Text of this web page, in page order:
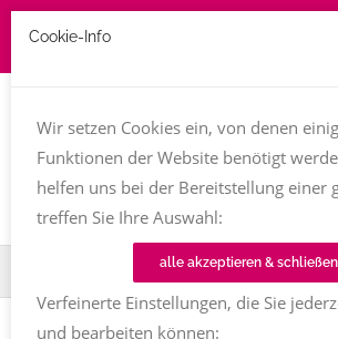
Fachfrauenmarkt Julia
Cookie-Info
Wir setzen Cookies ein, von denen
Funktionen der Website benötigt
helfen uns bei der Bereitstellung einer
treffen Sie Ihre Auswahl:
alle akzeptieren & schließen
Verfeinerte Einstellungen, die Sie
und bearbeiten können: